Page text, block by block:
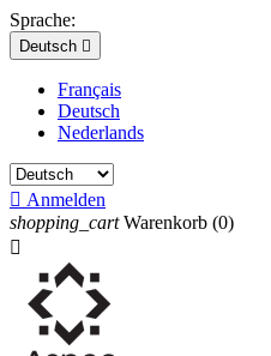
Sprache:
Deutsch 
Français
Deutsch
Nederlands
 Anmelden
shopping_cart Warenkorb (0)
